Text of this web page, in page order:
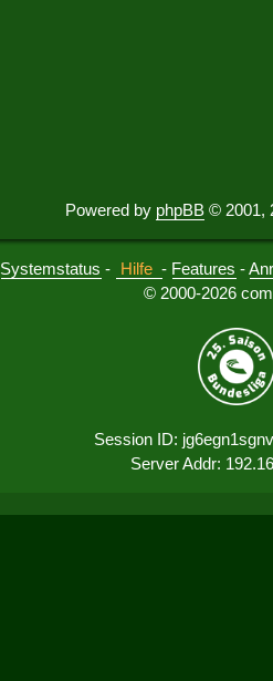
Powered by phpBB © 2001,
Systemstatus - Hilfe - Features -
© 2000-2026
Session ID:
Server Addr: